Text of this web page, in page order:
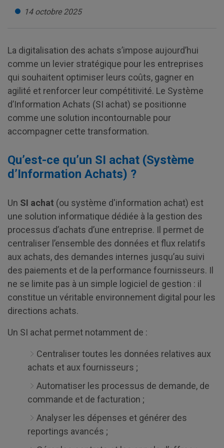
14 octobre 2025
La digitalisation des achats s’impose aujourd’hui
comme un levier stratégique pour les entreprises
qui souhaitent optimiser leurs coûts, gagner en
agilité et renforcer leur compétitivité. Le Système
d’Information Achats (SI achat) se positionne
comme une solution incontournable pour
accompagner cette transformation.
Qu’est-ce qu’un SI achat (Système
d’Information Achats) ?
Un SI achat (ou système d'information achat) est
une solution informatique dédiée à la gestion des
processus d’achats d’une entreprise. Il permet de
centraliser l’ensemble des données et flux relatifs
aux achats, des demandes internes jusqu’au suivi
des paiements et de la performance fournisseurs. Il
ne se limite pas à un simple logiciel de gestion : il
constitue un véritable environnement digital pour les
directions achats.
Un SI achat permet notamment de :
Centraliser toutes les données relatives aux
achats et aux fournisseurs ;
Automatiser les processus de demande, de
commande et de facturation ;
Analyser les dépenses et générer des
reportings avancés ;